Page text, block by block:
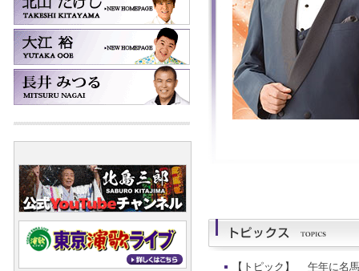
【トピック】 午年に名